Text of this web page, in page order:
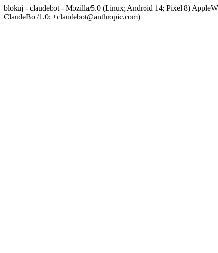
blokuj - claudebot - Mozilla/5.0 (Linux; Android 14; Pixel 8)
ClaudeBot/1.0; +claudebot@anthropic.com)